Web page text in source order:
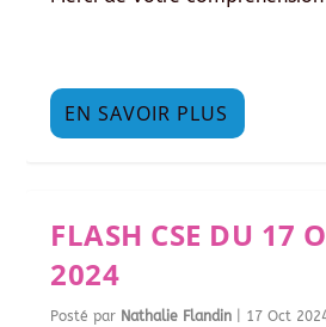
EN SAVOIR PLUS
FLASH CSE DU 17
2024
Posté par Nathalie Flandin 17 Oct